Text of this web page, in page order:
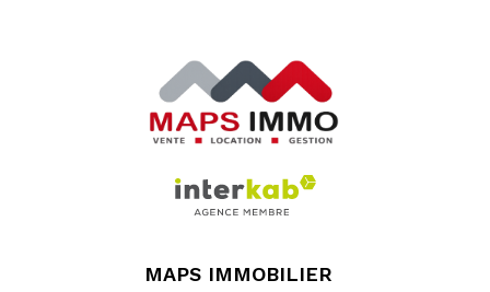
MAPS IMMOBILIER